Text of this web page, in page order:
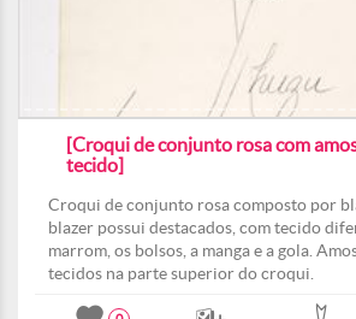
[Croqui de conjunto rosa com
tecido]
Croqui de conjunto rosa composto por
blazer possui destacados, com tecido
marrom, os bolsos, a manga e a gola.
tecidos na parte superior do croqui.